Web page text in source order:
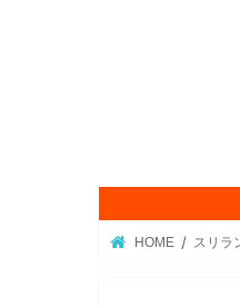
HOME スリラ